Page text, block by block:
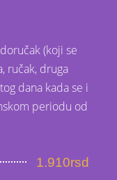
(koji se
ručak, druga
dana kada se i
periodu od
1.910rsd